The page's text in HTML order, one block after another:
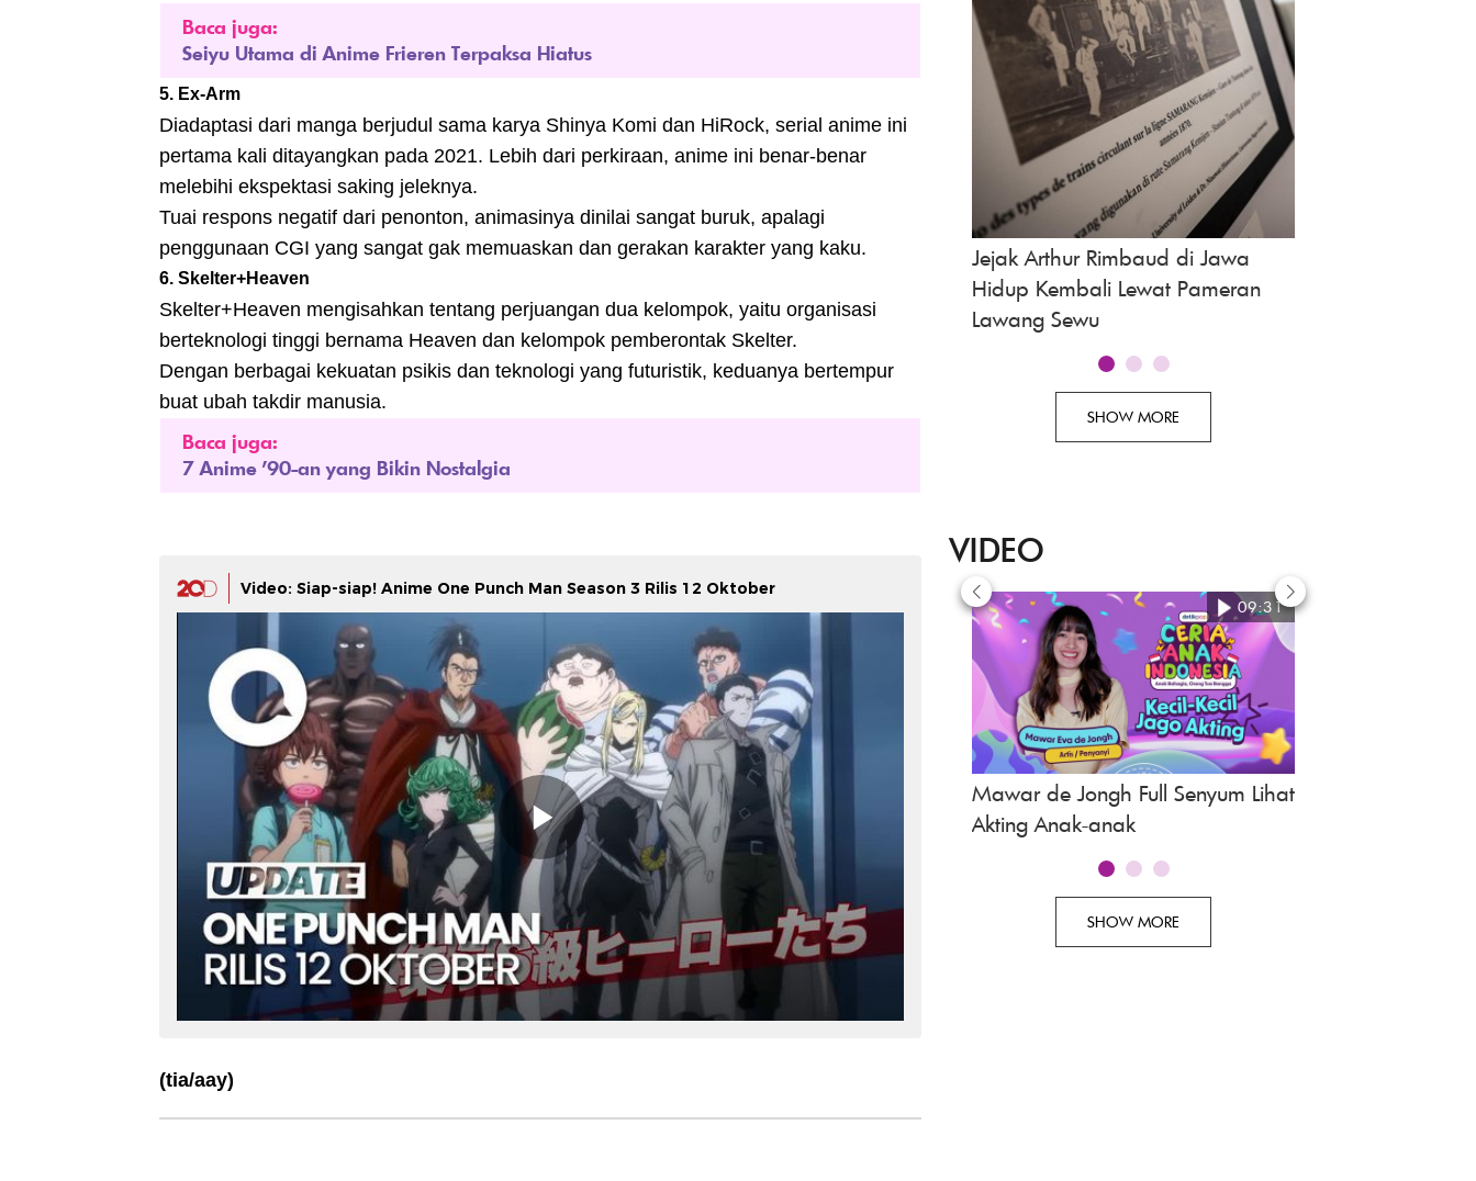
Baca juga:
Seiyu Utama di Anime Frieren Terpaksa Hiatus
5. Ex-Arm
Diadaptasi dari manga berjudul sama karya Shinya Komi dan HiRock, serial anime ini
pertama kali ditayangkan pada 2021. Lebih dari perkiraan, anime ini benar-benar
melebihi ekspektasi saking jeleknya.
Tuai respons negatif dari penonton, animasinya dinilai sangat buruk, apalagi
penggunaan CGI yang sangat gak memuaskan dan gerakan karakter yang kaku.
6. Skelter+Heaven
Skelter+Heaven mengisahkan tentang perjuangan dua kelompok, yaitu organisasi
berteknologi tinggi bernama Heaven dan kelompok pemberontak Skelter.
Dengan berbagai kekuatan psikis dan teknologi yang futuristik, keduanya bertempur
buat ubah takdir manusia.
Baca juga:
7 Anime '90-an yang Bikin Nostalgia
Video: Siap-siap! Anime One Punch Man Season 3 Rilis 12 Oktober
(tia/aay)
Jejak Arthur Rimbaud di Jawa
Hidup Kembali Lewat Pameran
Lawang Sewu
SHOW MORE
VIDEO
09:31
Mawar de Jongh Full Senyum Lihat
Akting Anak-anak
SHOW MORE